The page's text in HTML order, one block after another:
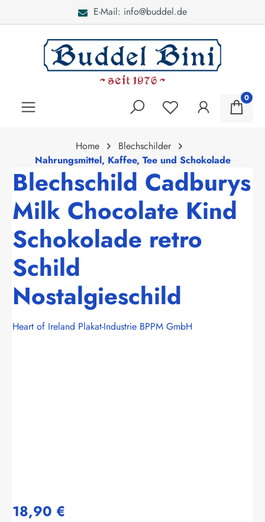
E-Mail: info@buddel.de
0
Home
Blechschilder
Nahrungsmittel, Kaffee, Tee und Schokolade
Blechschild Cadburys
Milk Chocolate Kind
Schokolade retro
Schild
Nostalgieschild
Heart of Ireland Plakat-Industrie BPPM GmbH
18,90 €